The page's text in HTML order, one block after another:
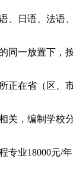
语、法语
放置下，
在省（区、市
编制学校
18000元/年